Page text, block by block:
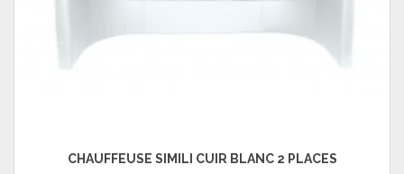
CHAUFFEUSE SIMILI CUIR BLANC 2 PLACES